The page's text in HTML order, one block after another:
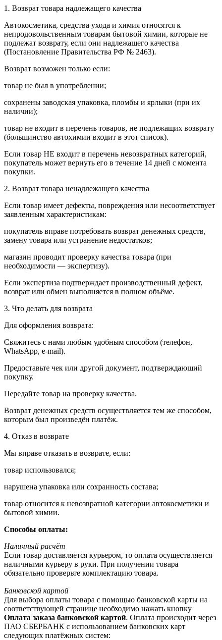
1. Возврат товара надлежащего качества
Автокосметика, средства ухода и химия относятся к
непродовольственным товарам бытовой химии, которые не
подлежат возврату, если они надлежащего качества
(Постановление Правительства РФ № 2463).
Возврат возможен только если:
товар не был в употреблении;
сохранены заводская упаковка, пломбы и ярлыки (при их
наличии);
товар не входит в перечень товаров, не подлежащих возврату
(большинство автохимии входит в этот список).
Если товар НЕ входит в перечень невозвратных категорий,
покупатель может вернуть его в течение 14 дней с момента
покупки.
2. Возврат товара ненадлежащего качества
Если товар имеет дефекты, повреждения или несоответствует
заявленным характеристикам:
покупатель вправе потребовать возврат денежных средств,
замену товара или устранение недостатков;
магазин проводит проверку качества товара (при
необходимости — экспертизу).
Если экспертиза подтверждает производственный дефект,
возврат или обмен выполняется в полном объёме.
3. Что делать для возврата
Для оформления возврата:
Свяжитесь с нами любым удобным способом (телефон,
WhatsApp, e-mail).
Предоставьте чек или другой документ, подтверждающий
покупку.
Передайте товар на проверку качества.
Возврат денежных средств осуществляется тем же способом,
которым был произведён платёж.
4. Отказ в возврате
Мы вправе отказать в возврате, если:
товар использовался;
нарушена упаковка или сохранность состава;
товар относится к невозвратной категории автокосметики и
бытовой химии.
Способы оплаты:
Наличный расчёт
Если товар доставляется курьером, то оплата осуществляется
наличными курьеру в руки. При получении товара
обязательно проверьте комплектацию товара.
Банковской картой
Для выбора оплаты товара с помощью банковской карты на
соответствующей странице необходимо нажать кнопку
Оплата заказа банковской картой. Оплата происходит через
ПАО СБЕРБАНК с использованием банковских карт
следующих платёжных систем: